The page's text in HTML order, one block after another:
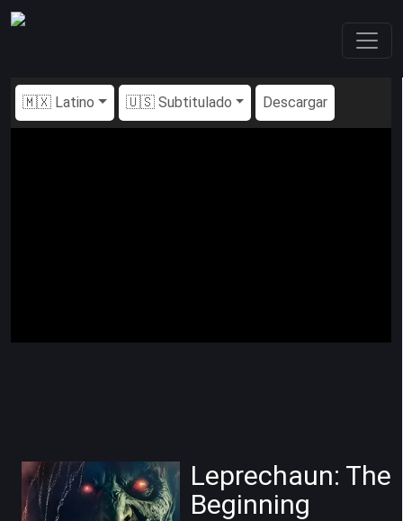
🇲🇽 Latino 🇺🇸 Subtitulado Descargar
Leprechaun: The
Beginning